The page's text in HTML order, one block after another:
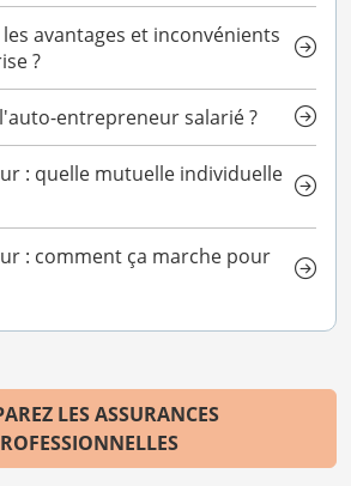
avantages et inconvénients
?
entrepreneur salarié ?
: quelle mutuelle individuelle
: comment ça marche pour
LES ASSURANCES